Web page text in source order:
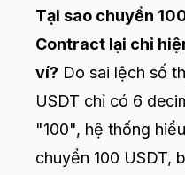
Tại sao chuyển
Contract lại chỉ
ví? Do sai lệch số
USDT chỉ có 6
"100", hệ thống
chuyển 100 USDT,